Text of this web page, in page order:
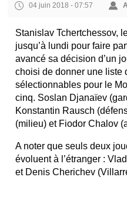
04 juin 2018 - 07:57
Stanislav Tchertchessov,
jusqu’à lundi pour faire
avancé sa décision d’un
choisi de donner une liste
sélectionnables pour le
cinq. Soslan Djanaïev
Konstantin Rausch
(milieu) et Fiodor Chalov
A noter que seuls deux
évoluent à l’étranger :
et Denis Cherichev